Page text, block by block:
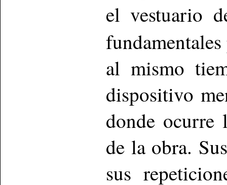
el vestuario
al mismo
dispositivo
donde ocurre
de la obra.
sus